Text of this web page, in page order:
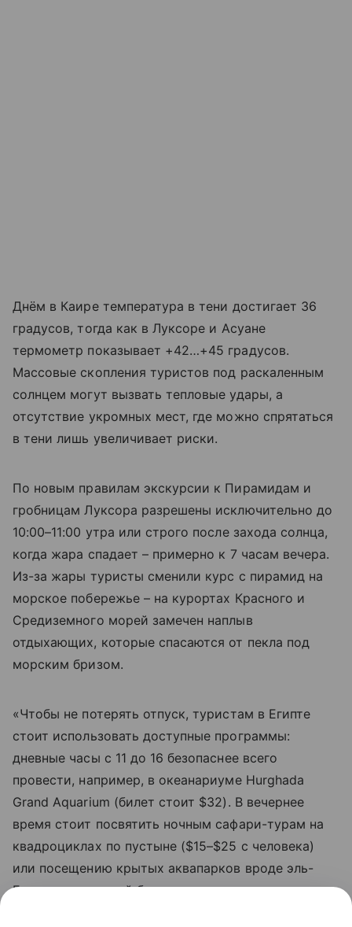
Днём в Каире температура в тени достигает 36
градусов, тогда как в Луксоре и Асуане
термометр показывает +42…+45 градусов.
Массовые скопления туристов под раскаленным
солнцем могут вызвать тепловые удары, а
отсутствие укромных мест, где можно спрятаться
в тени лишь увеличивает риски.
По новым правилам экскурсии к Пирамидам и
гробницам Луксора разрешены исключительно до
10:00–11:00 утра или строго после захода солнца,
когда жара спадает – примерно к 7 часам вечера.
Из-за жары туристы сменили курс с пирамид на
морское побережье – на курортах Красного и
Средиземного морей замечен наплыв
отдыхающих, которые спасаются от пекла под
морским бризом.
«Чтобы не потерять отпуск, туристам в Египте
стоит использовать доступные программы:
дневные часы с 11 до 16 безопаснее всего
провести, например, в океанариуме Hurghada
Grand Aquarium (билет стоит $32). В вечернее
время стоит посвятить ночным сафари-турам на
квадроциклах по пустыне ($15–$25 с человека)
или посещению крытых аквапарков вроде эль-
Гуны, где вечерний билет после захода солнца